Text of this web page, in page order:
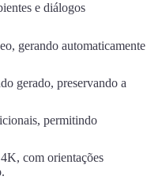
e diálogos
gerando automaticamente
gerado, preservando a
permitindo
com orientações